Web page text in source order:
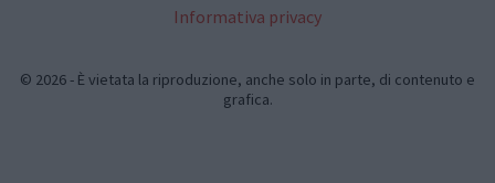
Informativa privacy
© 2026 - È vietata la riproduzione, anche solo in parte, di contenuto e
grafica.